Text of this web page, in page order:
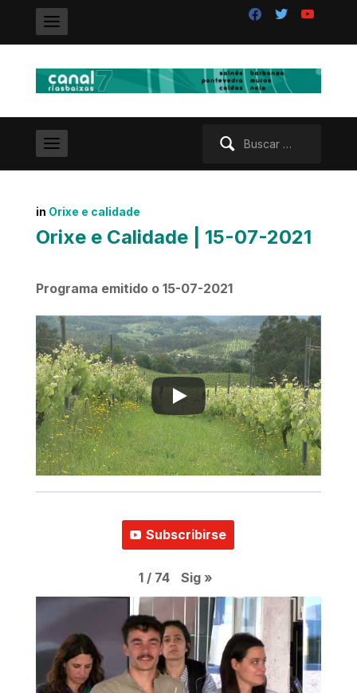
facebooktwitteryoutube
in Orixe e calidade
Orixe e Calidade | 15-07-2021
Programa emitido o 15-07-2021
Subscribirse
1 / 74 Sig »